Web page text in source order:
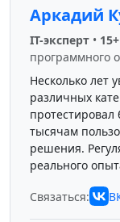
Аркадий
IT-эксперт •
программного
Несколько лет
различных
тысячам
решения.
реального
Связаться: